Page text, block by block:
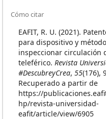
Article
Details
Cómo citar
EAFIT, R. U. (2021).
para dispositivo y
inspeccionar circulación
teleférico.Revista
#DescubreyCrea,55(176),
Recuperado a partir de
https://
hp/revista-universidad-
eafit/article/view/6905